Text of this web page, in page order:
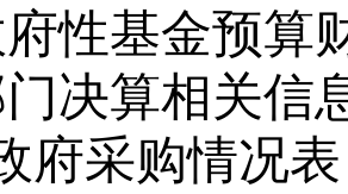
性基金预算
决算相关信
府采购情况表